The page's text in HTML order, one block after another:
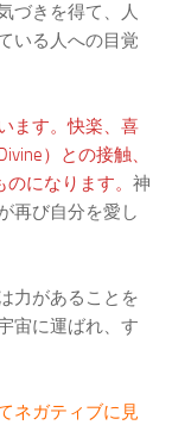
づきを得て、人
いる人への目覚
ます。快楽、喜
）との接触、
になります。 神
再び自分を愛し
力があることを
宙に運ばれ、す
ネガティブに見